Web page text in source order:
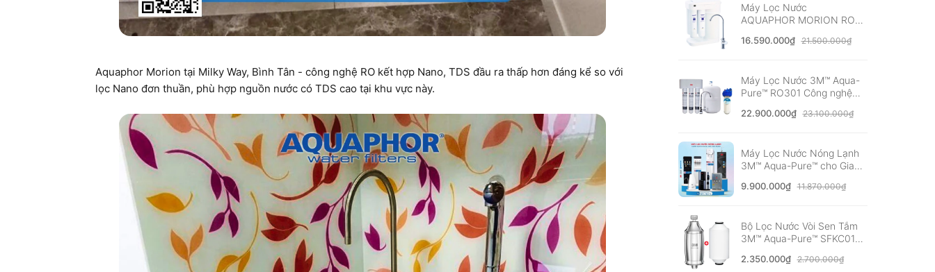
Aquaphor Morion tại Milky Way, Bình Tân - công nghệ RO kết hợp Nano, TDS đầu ra thấp hơn đáng kể so với
lọc Nano đơn thuần, phù hợp nguồn nước có TDS cao tại khu vực này.
Máy Lọc Nước
AQUAPHOR MORION RO-
Châu Âu
16.590.000₫ 21.500.000₫
Máy Lọc Nước 3M™ Aqua-
Pure™ RO301 Công nghệ
Nhập Khẩu Mỹ
22.900.000₫ 23.100.000₫
Máy Lọc Nước Nóng Lạnh
3M™ Aqua-Pure™ cho Gia
nhập khẩu Mỹ
9.900.000₫ 11.870.000₫
Bộ Lọc Nước Vòi Sen Tắm
3M™ Aqua-Pure™ SFKC01-
Đặt Dễ Dàng
2.350.000₫ 2.700.000₫